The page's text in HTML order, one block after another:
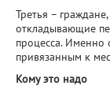
Третья –
откладывающие
процесса. Именно
привязанным к
Кому это надо